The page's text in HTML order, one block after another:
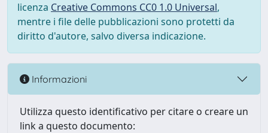
licenza Creative Commons CC0 1.0 Universal,
mentre i file delle pubblicazioni sono protetti da
diritto d'autore, salvo diversa indicazione.
Informazioni
Utilizza questo identificativo per citare o creare un
link a questo documento: